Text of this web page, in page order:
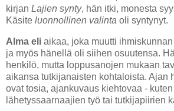
kirjan Lajien synty, hän itki, monesta
Käsite luonnollinen valinta oli syntynyt.
Alma eli aikaa, joka muutti
ja myös hänellä oli siihen osuutensa.
henkilö, mutta loppusanojen mukaan
aikansa tutkijanaisten kohtaloista. Ajan
ovat tosia, ajankuvaus kiehtovaa -
lähetyssaarnaajien työ tai tutkijapiirien